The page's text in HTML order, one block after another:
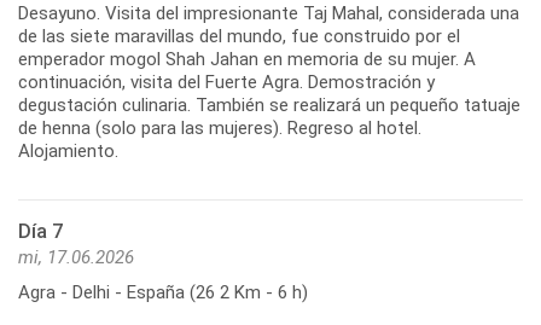
Desayuno. Visita del impresionante Taj Mahal, considerada una
de las siete maravillas del mundo, fue construido por el
emperador mogol Shah Jahan en memoria de su mujer. A
continuación, visita del Fuerte Agra. Demostración y
degustación culinaria. También se realizará un pequeño tatuaje
de henna (solo para las mujeres). Regreso al hotel.
Alojamiento.
Día 7
mi, 17.06.2026
Agra - Delhi - España (26 2 Km - 6 h)